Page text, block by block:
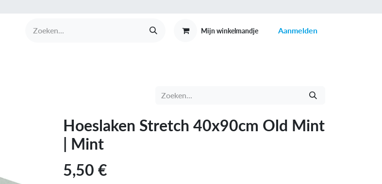
Mijn winkelmandje Aanmelden
Hoeslaken Stretch 40x90cm Old Mint
| Mint
5,50 €